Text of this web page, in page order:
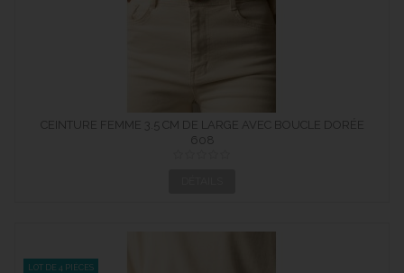
CEINTURE FEMME 3.5 CM DE LARGE AVEC BOUCLE DORÉE
608
LOT DE 4 PIÈCES